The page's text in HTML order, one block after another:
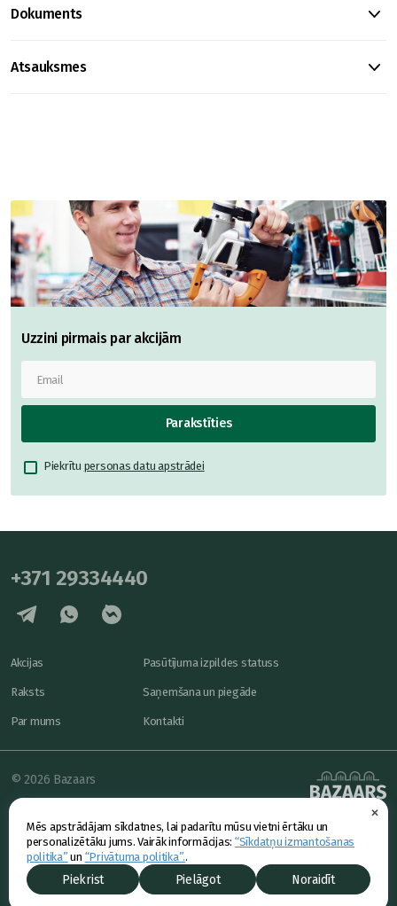
×
Mēs apstrādājam sīkdatnes, lai padarītu mūsu vietni ērtāku un
personalizētāku jums. Vairāk informācijas: “Sīkdatņu izmantošanas
politika” un “Privātuma politika”..
Piekrist Pielāgot Noraidīt
Dokuments
Atsauksmes
Uzzini pirmais par akcijām
Parakstīties
Piekrītu personas datu apstrādei
+371 29334440
Akcijas
Raksts
Par mums
Pasūtījuma izpildes statuss
Saņemšana un piegāde
Kontakti
powered by
© 2026 Bazaars
Konfidencialitāte
Piedāvājums